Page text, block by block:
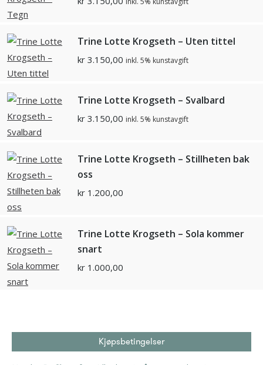
Trine Lotte Krogseth – Uten tittel
kr 3.150,00 inkl. 5% kunstavgift
Trine Lotte Krogseth – Svalbard
kr 3.150,00 inkl. 5% kunstavgift
Trine Lotte Krogseth – Stillheten bak
oss
kr 1.200,00
Trine Lotte Krogseth – Sola kommer
snart
kr 1.000,00
Kjøpsbetingelser